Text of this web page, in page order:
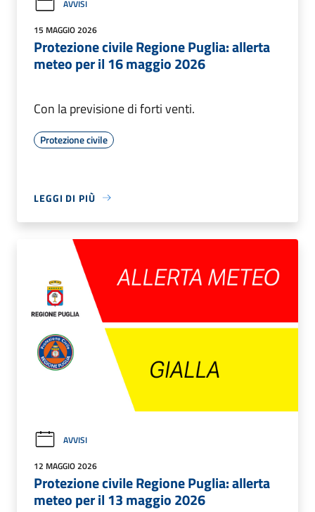
AVVISI
15 MAGGIO 2026
Protezione civile Regione Puglia: allerta
meteo per il 16 maggio 2026
Con la previsione di forti venti.
Protezione civile
LEGGI DI PIÙ
AVVISI
12 MAGGIO 2026
Protezione civile Regione Puglia: allerta
meteo per il 13 maggio 2026